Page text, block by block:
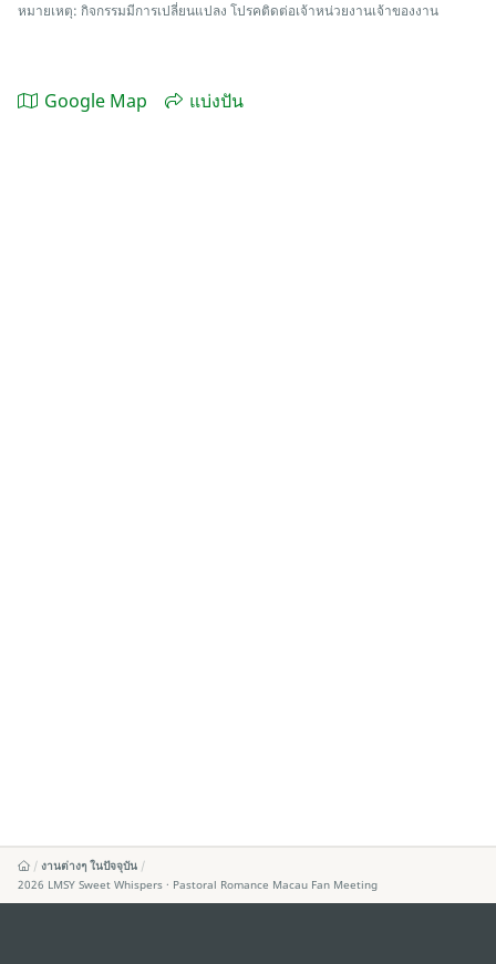
หมายเหตุ: กิจกรรมมีการเปลี่ยนแปลง โปรคติดต่อเจ้าหน่วยงานเจ้าของงาน
Google Map แบ่งปัน
งานต่างๆ ในปัจจุบัน
2026 LMSY Sweet Whispers · Pastoral Romance Macau Fan Meeting